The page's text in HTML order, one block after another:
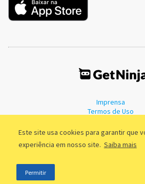
Este site usa cookies para garantir que
experiência em nosso site. Saiba mais
Permitir
Imprensa
Termos de Uso
©2011 - 2026, GetNinjas LTDA. CNPJ
Fernandes Coelho, 85 - 3º andar -